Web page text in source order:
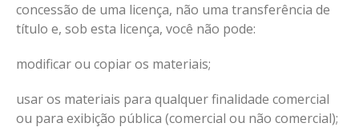
concessão de uma licença, não uma transferência de
título e, sob esta licença, você não pode:
modificar ou copiar os materiais;
usar os materiais para qualquer finalidade comercial
ou para exibição pública (comercial ou não comercial);